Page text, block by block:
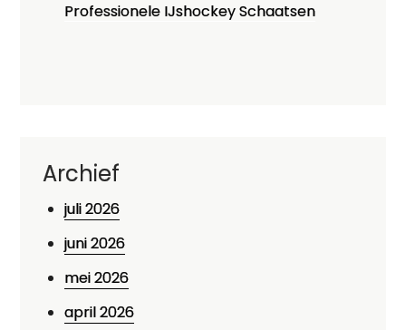
Professionele IJshockey Schaatsen
Archief
juli 2026
juni 2026
mei 2026
april 2026